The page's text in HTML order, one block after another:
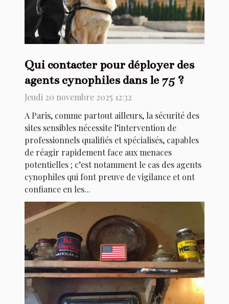
Qui contacter pour déployer des
agents cynophiles dans le 75 ?
Jeudi 20 novembre 2025 12:32
A Paris, comme partout ailleurs, la sécurité des
sites sensibles nécessite l’intervention de
professionnels qualifiés et spécialisés, capables
de réagir rapidement face aux menaces
potentielles ; c’est notamment le cas des agents
cynophiles qui font preuve de vigilance et ont
confiance en les...